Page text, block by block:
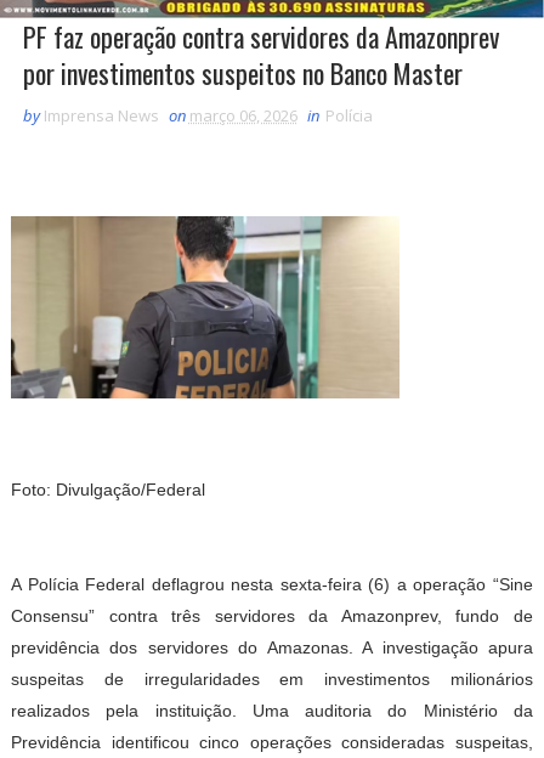
PF faz operação contra servidores da Amazonprev
por investimentos suspeitos no Banco Master
by Imprensa News on março 06, 2026 in Polícia
Foto: Divulgação/Federal
A Polícia Federal deflagrou nesta sexta-feira (6) a operação “Sine
Consensu” contra três servidores da Amazonprev, fundo de
previdência dos servidores do Amazonas. A investigação apura
suspeitas de irregularidades em investimentos milionários
realizados pela instituição. Uma auditoria do Ministério da
Previdência identificou cinco operações consideradas suspeitas,